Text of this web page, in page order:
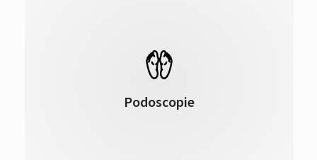
Podoscopie
Een podoscoop is een lichtbak, waarbij
op de bodem een spiegel is geplaatst. De
om de drukverdeling te beoordelen.